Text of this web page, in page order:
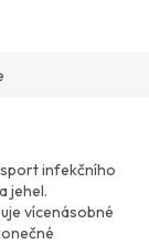
infekčního
jehel.
vícenásobné